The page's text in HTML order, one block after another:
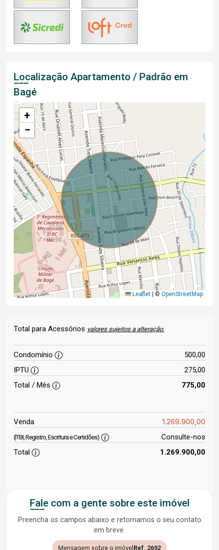
Localização Apartamento / Padrão em
Bagé
+
−
Leaflet © OpenStreetMap
Total para Acessórios valores sujeitos a alteração.
Condomínio
500,00
IPTU
275,00
Total / Mês
775,00
Venda 1.269.900,00
(ITBI, Registro, Escritura e Certidões)
Consulte-nos
Total
1.269.900,00
Fale com a gente sobre este imóvel
Preencha os campos abaixo e retornamos o seu contato
em breve.
Mensagem sobre o imóvel Ref. 2692